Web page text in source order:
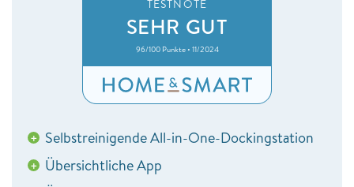
TESTNOTE
SEHR GUT
96/100 Punkte • 11/2024
+ Selbstreinigende All-in-One-Dockingstation
+ Übersichtliche App